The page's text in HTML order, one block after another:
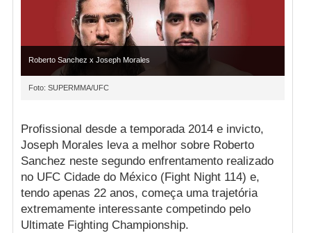
Roberto Sanchez x Joseph Morales
Foto: SUPERMMA/UFC
Profissional desde a temporada 2014 e invicto,
Joseph Morales leva a melhor sobre Roberto
Sanchez neste segundo enfrentamento realizado
no UFC Cidade do México (Fight Night 114) e,
tendo apenas 22 anos, começa uma trajetória
extremamente interessante competindo pelo
Ultimate Fighting Championship.